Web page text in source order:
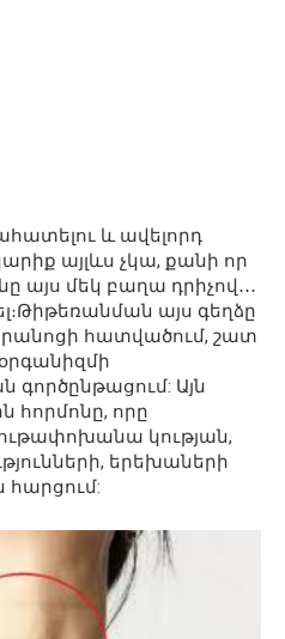
և ավելորդ
այլևս չկա, քանի որ
այս մեկ բաղա դրիչով․․․
այս գեղձը
հատվածում, շատ
գործընթացում: Այն
հորմոնը, որը
կության,
երեխաների